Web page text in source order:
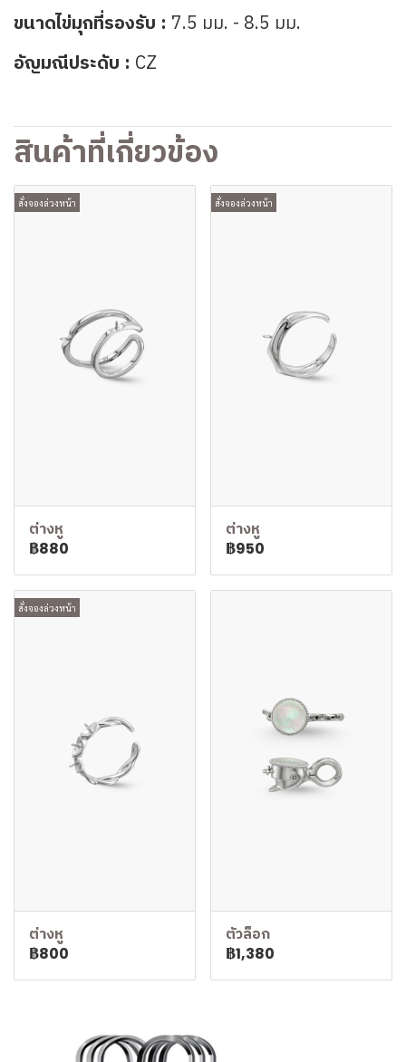
ขนาดไข่มุกที่รองรับ : 7.5 มม. - 8.5 มม.
อัญมณีประดับ : CZ
สินค้าที่เกี่ยวข้อง
สั่งจองล่วงหน้า
ต่างหู
฿880
สั่งจองล่วงหน้า
ต่างหู
฿950
สั่งจองล่วงหน้า
ต่างหู
฿800
ตัวล็อก
฿1,380